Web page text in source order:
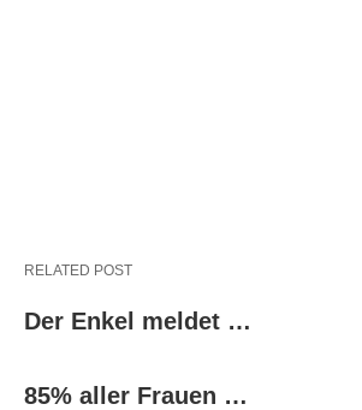
RELATED POST
Der Enkel meldet …
85% aller Frauen …